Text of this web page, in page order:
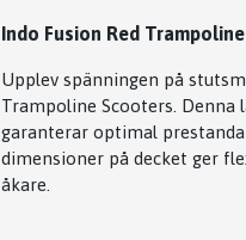
Indo Fusion Red
Upplev spänningen på
Trampoline Scooters.
garanterar optimal
dimensioner på decket ger
åkare.